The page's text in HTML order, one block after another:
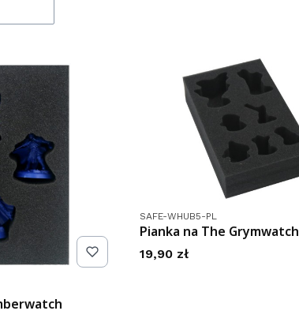
Kod produktu
SAFE-WHUB5-PL
Pianka na The Grymwatch
Cena
19,90 zł